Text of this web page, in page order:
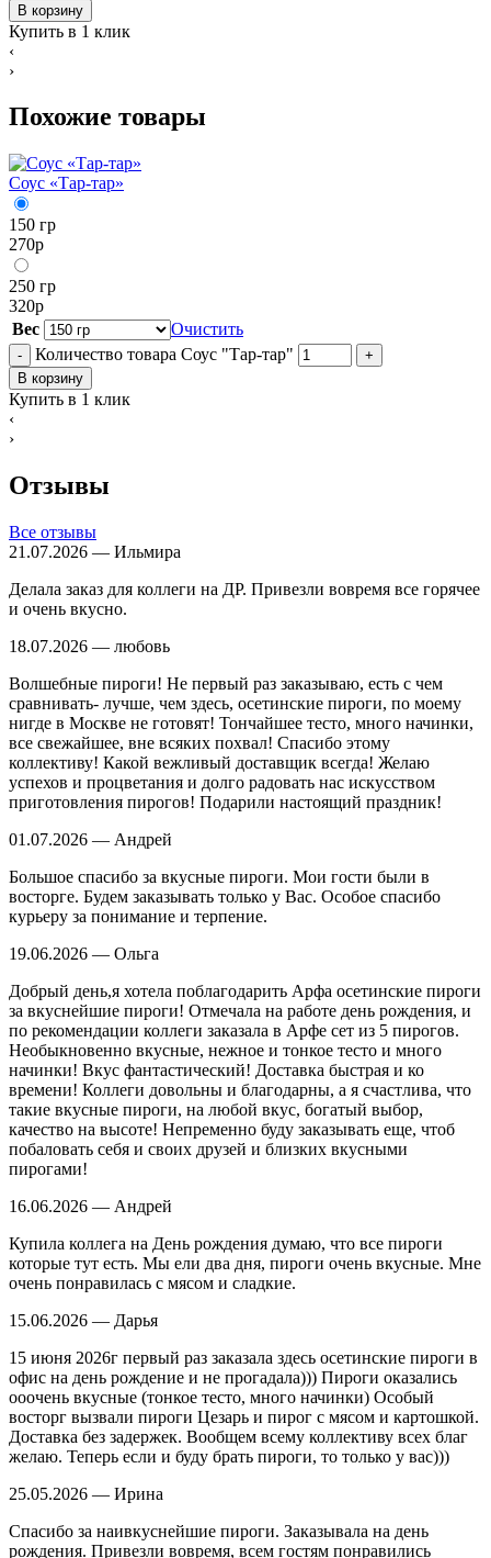
В корзину
Купить в 1 клик
‹
›
Похожие товары
Соус «Тар-тар»
150 гр
270р
250 гр
320р
Вес
Очистить
- Количество товара Соус "Тар-тар"
+
В корзину
Купить в 1 клик
‹
›
Отзывы
Все отзывы
21.07.2026 — Ильмира
Делала заказ для коллеги на ДР. Привезли вовремя все горячее
и очень вкусно.
18.07.2026 — любовь
Волшебные пироги! Не первый раз заказываю, есть с чем
сравнивать- лучше, чем здесь, осетинские пироги, по моему
нигде в Москве не готовят! Тончайшее тесто, много начинки,
все свежайшее, вне всяких похвал! Спасибо этому
коллективу! Какой вежливый доставщик всегда! Желаю
успехов и процветания и долго радовать нас искусством
приготовления пирогов! Подарили настоящий праздник!
01.07.2026 — Андрей
Большое спасибо за вкусные пироги. Мои гости были в
восторге. Будем заказывать только у Вас. Особое спасибо
курьеру за понимание и терпение.
19.06.2026 — Ольга
Добрый день,я хотела поблагодарить Арфа осетинские пироги
за вкуснейшие пироги! Отмечала на работе день рождения, и
по рекомендации коллеги заказала в Арфе сет из 5 пирогов.
Необыкновенно вкусные, нежное и тонкое тесто и много
начинки! Вкус фантастический! Доставка быстрая и ко
времени! Коллеги довольны и благодарны, а я счастлива, что
такие вкусные пироги, на любой вкус, богатый выбор,
качество на высоте! Непременно буду заказывать еще, чтоб
побаловать себя и своих друзей и близких вкусными
пирогами!
16.06.2026 — Андрей
Купила коллега на День рождения думаю, что все пироги
которые тут есть. Мы ели два дня, пироги очень вкусные. Мне
очень понравилась с мясом и сладкие.
15.06.2026 — Дарья
15 июня 2026г первый раз заказала здесь осетинские пироги в
офис на день рождение и не прогадала))) Пироги оказались
ооочень вкусные (тонкое тесто, много начинки) Особый
восторг вызвали пироги Цезарь и пирог с мясом и картошкой.
Доставка без задержек. Вообщем всему коллективу всех благ
желаю. Теперь если и буду брать пироги, то только у вас)))
25.05.2026 — Ирина
Спасибо за наивкуснейшие пироги. Заказывала на день
рождения. Привезли вовремя, всем гостям понравились